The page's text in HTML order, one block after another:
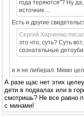
года теряются"? Ну
источник....
Есть и другие
Сергий Харченко
это что, суть? Суть
сознательные
и я не либерал. Мимо
А разе щас нет этих
дети в подвалах или в
смотришь? Не все равно
с минами!